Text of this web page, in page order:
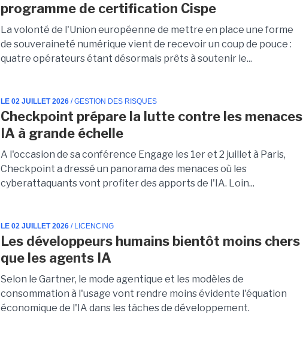
programme de certification Cispe
La volonté de l'Union européenne de mettre en place une forme
de souveraineté numérique vient de recevoir un coup de pouce :
quatre opérateurs étant désormais prêts à soutenir le...
LE 02 JUILLET 2026 / GESTION DES RISQUES
Checkpoint prépare la lutte contre les menaces
IA à grande échelle
A l'occasion de sa conférence Engage les 1er et 2 juillet à Paris,
Checkpoint a dressé un panorama des menaces où les
cyberattaquants vont profiter des apports de l'IA. Loin...
LE 02 JUILLET 2026 / LICENCING
Les développeurs humains bientôt moins chers
que les agents IA
Selon le Gartner, le mode agentique et les modèles de
consommation à l'usage vont rendre moins évidente l'équation
économique de l'IA dans les tâches de développement.